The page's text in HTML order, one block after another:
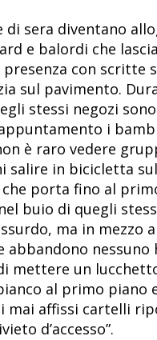
di sera diventano
e balordi che
con scritte
sul pavimento.
stessi negozi
i
è raro vedere
salire in bicicletta
porta fino al
buio di quegli
ma in mezzo
abbandono nessuno
mettere un
al primo piano
mai affissi cartelli
d’accesso”.